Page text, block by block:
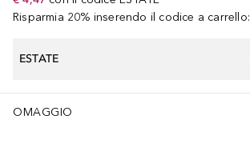
Risparmia 20% inserendo il codice a carrello:
ESTATE
OMAGGIO